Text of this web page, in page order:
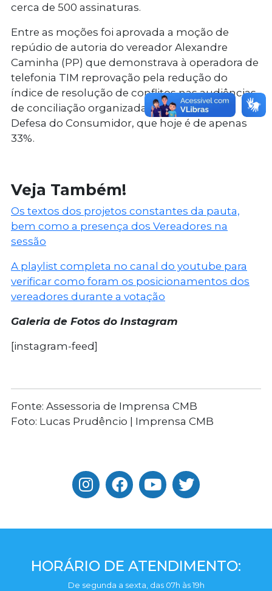
cerca de 500 assinaturas.
Entre as moções foi aprovada a moção de
repúdio de autoria do vereador Alexandre
Caminha (PP) que demonstrava à operadora de
telefonia TIM reprovação pela redução do
índice de resolução de conflitos nas audiências
de conciliação organizadas pelo órgão de
Defesa do Consumidor, que hoje é de apenas
33%.
Veja Também!
Os textos dos projetos constantes da pauta,
bem como a presença dos Vereadores na
sessão
A playlist completa no canal do youtube para
verificar como foram os posicionamentos dos
vereadores durante a votação
Galeria de Fotos do Instagram
[instagram-feed]
Fonte: Assessoria de Imprensa CMB
Foto: Lucas Prudêncio | Imprensa CMB
HORÁRIO DE ATENDIMENTO:
De segunda a sexta, das 07h às 19h